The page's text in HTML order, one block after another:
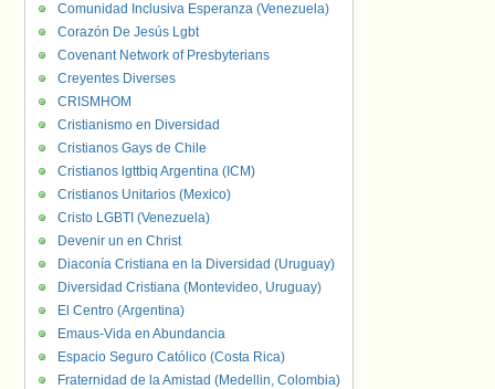
Comunidad Inclusiva Esperanza (Venezuela)
Corazón De Jesús Lgbt
Covenant Network of Presbyterians
Creyentes Diverses
CRISMHOM
Cristianismo en Diversidad
Cristianos Gays de Chile
Cristianos lgttbiq Argentina (ICM)
Cristianos Unitarios (Mexico)
Cristo LGBTI (Venezuela)
Devenir un en Christ
Diaconía Cristiana en la Diversidad (Uruguay)
Diversidad Cristiana (Montevideo, Uruguay)
El Centro (Argentina)
Emaus-Vida en Abundancia
Espacio Seguro Católico (Costa Rica)
Fraternidad de la Amistad (Medellin, Colombia)